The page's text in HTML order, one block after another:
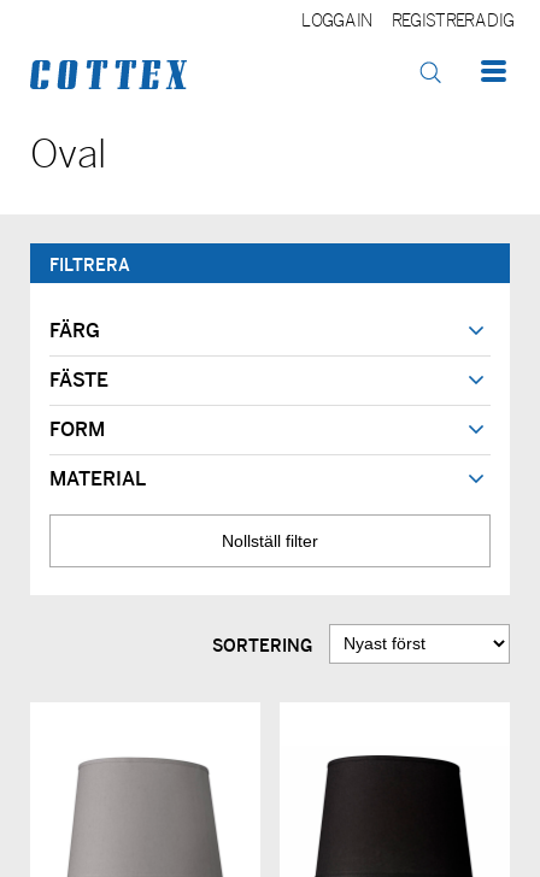
LOGGA IN REGISTRERA DIG
Oval
FILTRERA
FÄRG
FÄSTE
FORM
MATERIAL
SORTERING